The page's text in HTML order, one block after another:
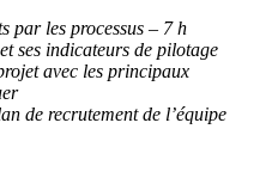
par les processus – 7 h
ses indicateurs de pilotage
avec les principaux
de recrutement de l’équipe